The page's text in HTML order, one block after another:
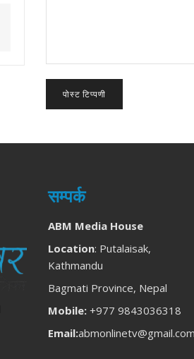
सम्पर्क
ABM Media House
Location: Putalaisak,
Kathmandu
Bagmati Province, Nepal
Mobile:+977 9843036318
Email:abmonlinetv@gmail.com